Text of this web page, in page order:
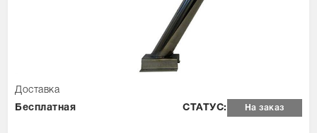
Доставка
Бесплатная
СТАТУС: На заказ